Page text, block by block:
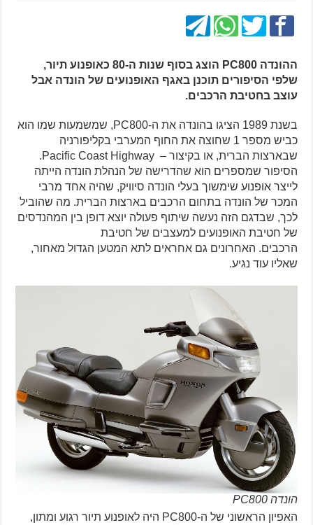
ההונדה PC800 הוצג בסוף שנות ה-80 כאופנוע תיור,
שלפי הסיפורים תוכנן באגף האופנועים של הונדה אבל
עוצב בחטיבת הרכבים.
בשנת 1989 הציגו בהונדה את ה-PC800, שמשמעות שמו הוא
כביש מספר 1 שחוצה את החוף המערבי בקליפורניה
שבארצות הברית, או בקיצור – Pacific Coast Highway.
הסיפור שמספרים הוא שהדרישה של הנהלת הונדה הייתה
לייצר אופנוע שימשוך בעלי הונדה סיוויק, שהיה אחד מרבי
המכר של הונדה בתחום הרכבים בארצות הברית. מה שהוביל
לכך, שבדגם הזה נעשה שיתוף פעולה יוצא דופן בין המהנדסים
של חטיבת האופנועים למעצבים של חטיבת
הרכבים. האחרונים גם אחראים לתא המטען הגדול מאחור,
שאליו עוד נגיע.
הונדה PC800
האפיון הראשוני של ה-PC800 היה לאופנוע תיור רגוע ומתון,